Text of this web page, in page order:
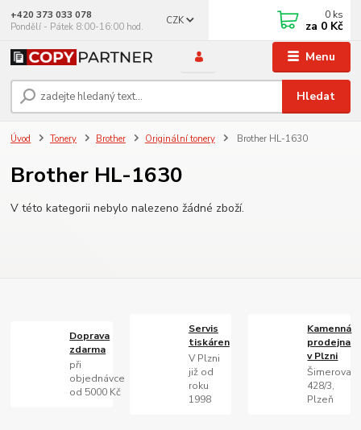
Menu
CZK
Hledat
+420 373 033 078
Pondělí - Pátek 8:00-16:00 hod.
0 ks
za 0 Kč
Úvod Tonery Brother Originální tonery Brother HL-1630
Brother HL-1630
V této kategorii nebylo nalezeno žádné zboží.
Doprava
zdarma
při
objednávce
od 5000 Kč
Servis
tiskáren
V Plzni
již od
roku
1998
Kamenná
prodejna
v Plzni
Šimerova
428/3,
Plzeň